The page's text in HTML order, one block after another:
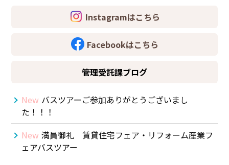
Instagramはこちら
Facebookはこちら
管理受託課ブログ
New バスツアーご参加ありがとうございまし
た！！！
New 満員御礼 賃貸住宅フェア・リフォーム産業フ
ェアバスツアー